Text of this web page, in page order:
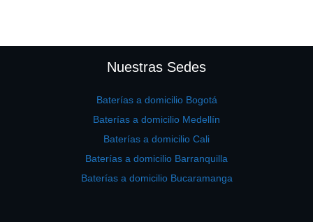
Nuestras Sedes
Baterías a domicilio Bogotá
Baterías a domicilio Medellín
Baterías a domicilio Cali
Baterías a domicilio Barranquilla
Baterías a domicilio Bucaramanga